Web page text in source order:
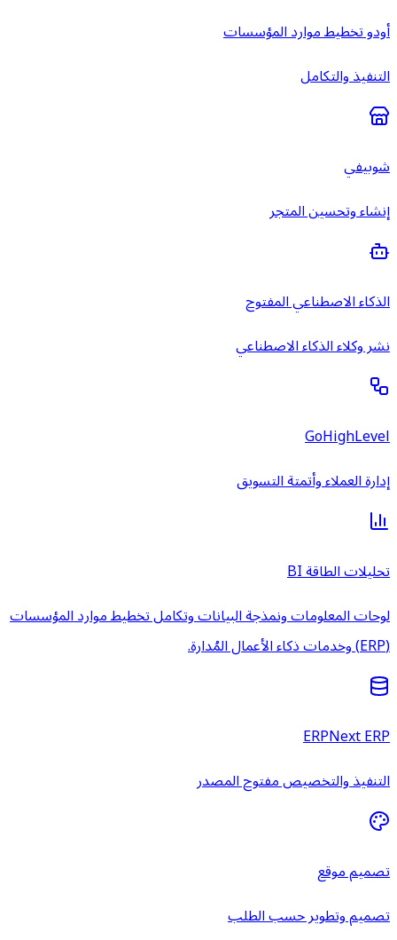
أودو تخطيط موارد المؤسسات
التنفيذ والتكامل
شوبيفي
إنشاء وتحسين المتجر
الذكاء الاصطناعي المفتوح
نشر وكلاء الذكاء الاصطناعي
GoHighLevel
إدارة العملاء وأتمتة التسويق
تحليلات الطاقة BI
لوحات المعلومات ونمذجة البيانات وتكامل تخطيط موارد المؤسسات
(ERP) وخدمات ذكاء الأعمال المُدارة.
ERPNext ERP
التنفيذ والتخصيص مفتوح المصدر
تصميم موقع
تصميم وتطوير حسب الطلب